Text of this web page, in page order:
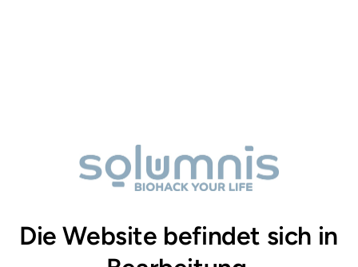
Die Website befindet sich in